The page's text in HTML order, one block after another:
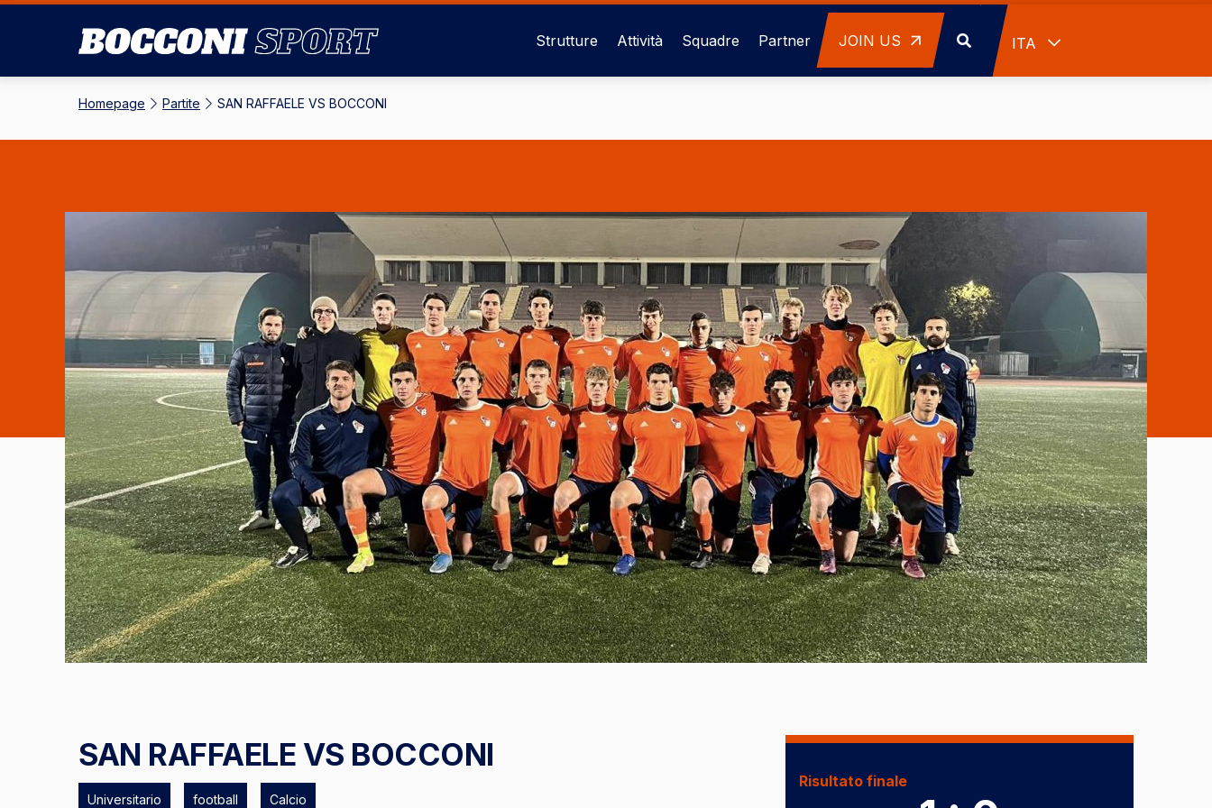
principale
ITA Mostra ulteriori azioni
Navigazione
Strutture Attività Squadre Partner JOIN US
Homepage- Partite- SAN RAFFAELE VS BOCCONI
SAN RAFFAELE VS BOCCONI
Universitario football Calcio
Risultato finale